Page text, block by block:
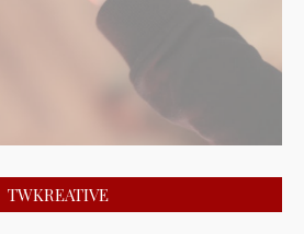
TWKREATIVE